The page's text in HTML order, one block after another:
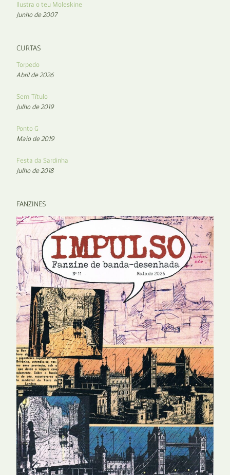
Ilustra o teu Moleskine
Junho de 2007
CURTAS
Torpedo
Abril de 2026
Sem Título
Julho de 2019
Ponto G
Maio de 2019
Festa da Sardinha
Julho de 2018
FANZINES